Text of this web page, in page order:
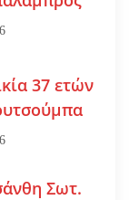
37 ετών
Σωτ.